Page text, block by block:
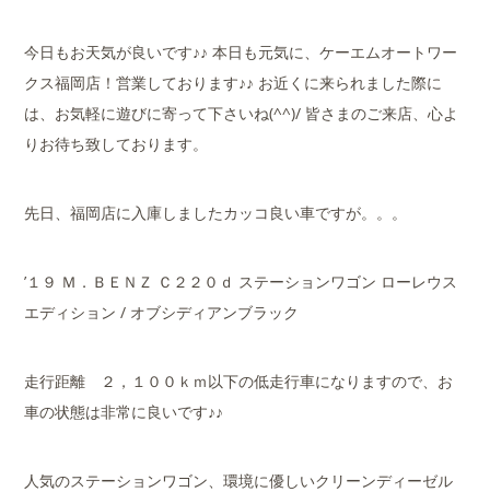
今日もお天気が良いです♪♪ 本日も元気に、ケーエムオートワー
クス福岡店！営業しております♪♪ お近くに来られました際に
は、お気軽に遊びに寄って下さいね(^^)/ 皆さまのご来店、心よ
りお待ち致しております。
先日、福岡店に入庫しましたカッコ良い車ですが。。。
’１９ Ｍ．ＢＥＮＺ Ｃ２２０ｄ ステーションワゴン ローレウス
エディション / オブシディアンブラック
走行距離 ２，１００ｋｍ以下の低走行車になりますので、お
車の状態は非常に良いです♪♪
人気のステーションワゴン、環境に優しいクリーンディーゼル